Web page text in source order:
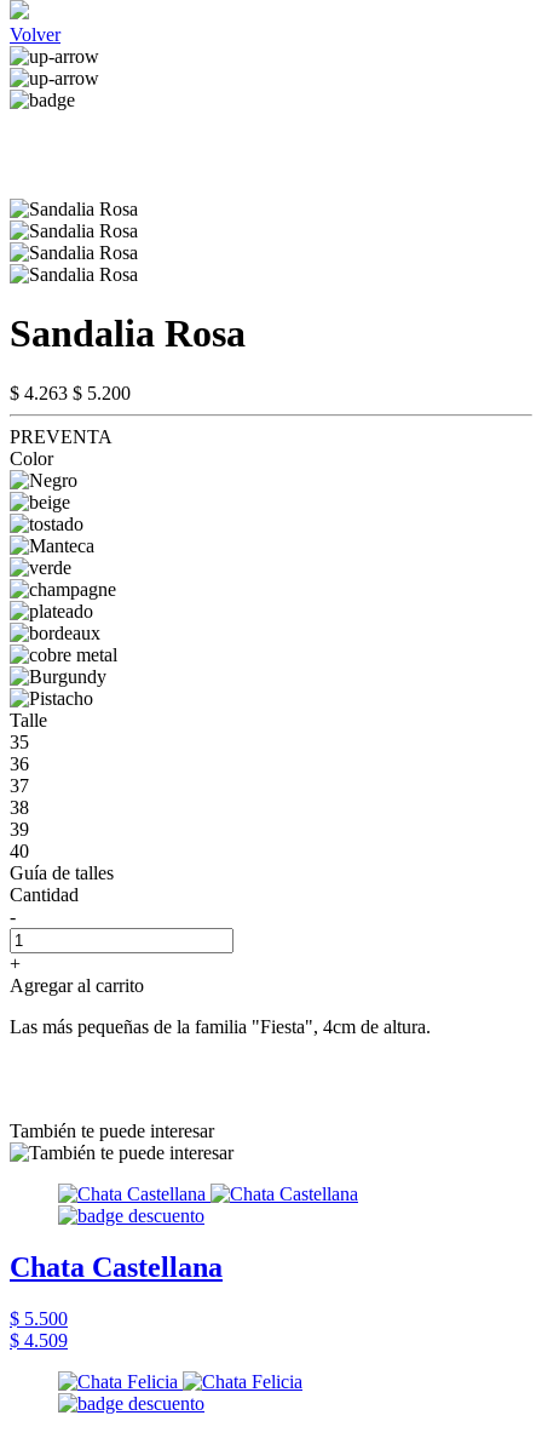
Volver
Sandalia Rosa
$ 4.263 $ 5.200
PREVENTA
Color
Talle
35
36
37
38
39
40
Guía de talles
Cantidad
-
+
Agregar al carrito
Las más pequeñas de la familia "Fiesta", 4cm de altura.
También te puede interesar
Chata Castellana
$ 5.500
$ 4.509